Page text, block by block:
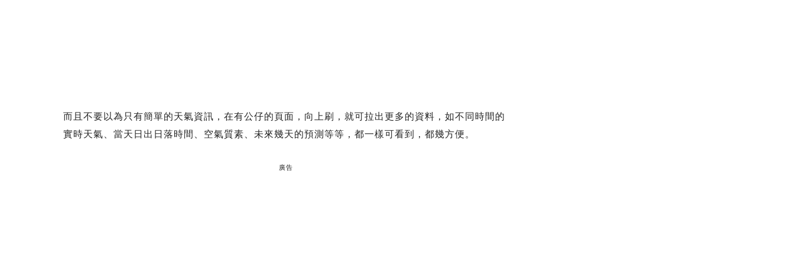
而且不要以為只有簡單的天氣資訊，在有公仔的頁面，向上刷，就可拉出更多的資料，如不同時間的
實時天氣、當天日出日落時間、空氣質素、未來幾天的預測等等，都一樣可看到，都幾方便。
廣告